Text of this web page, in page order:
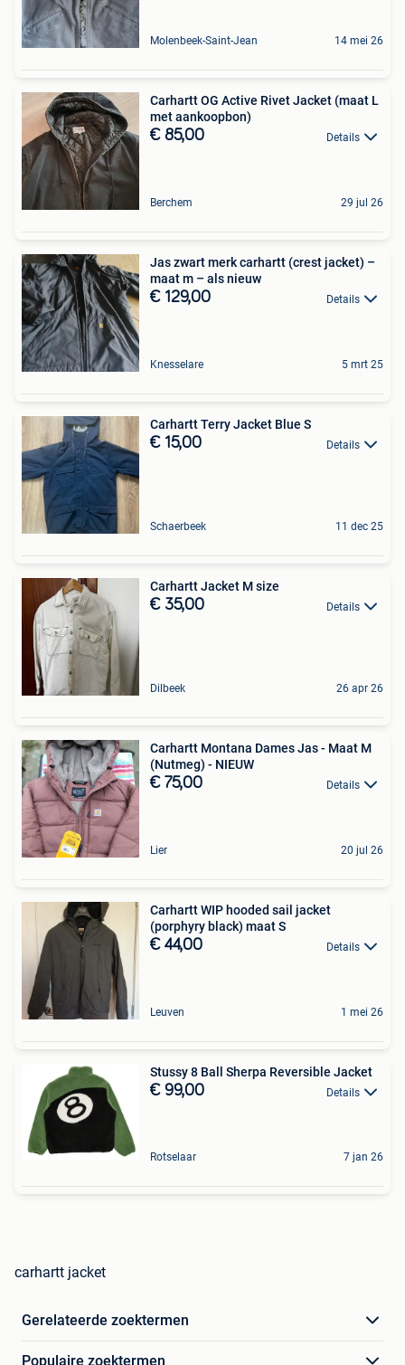
Molenbeek-Saint-Jean 14 mei 26
Carhartt OG Active Rivet Jacket (maat L
met aankoopbon)
€ 85,00 Details
Berchem 29 jul 26
Jas zwart merk carhartt (crest jacket) –
maat m – als nieuw
€ 129,00 Details
Knesselare 5 mrt 25
Carhartt Terry Jacket Blue S
€ 15,00 Details
Schaerbeek 11 dec 25
Carhartt Jacket M size
€ 35,00 Details
Dilbeek 26 apr 26
Carhartt Montana Dames Jas - Maat M
(Nutmeg) - NIEUW
€ 75,00 Details
Lier 20 jul 26
Carhartt WIP hooded sail jacket
(porphyry black) maat S
€ 44,00 Details
Leuven 1 mei 26
Stussy 8 Ball Sherpa Reversible Jacket
€ 99,00 Details
Rotselaar 7 jan 26
carhartt jacket
Gerelateerde zoektermen
Populaire zoektermen